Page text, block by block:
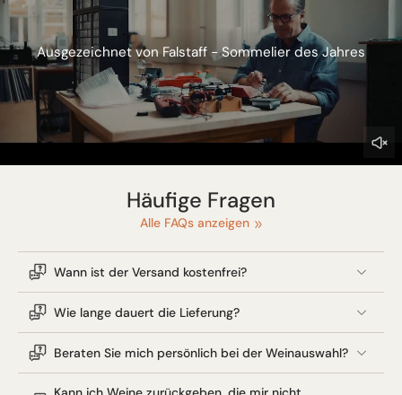
Ausgezeichnet von Falstaff - Sommelier des Jahres
Häufige Fragen
Alle FAQs anzeigen
Wann ist der Versand kostenfrei?
Wie lange dauert die Lieferung?
Beraten Sie mich persönlich bei der Weinauswahl?